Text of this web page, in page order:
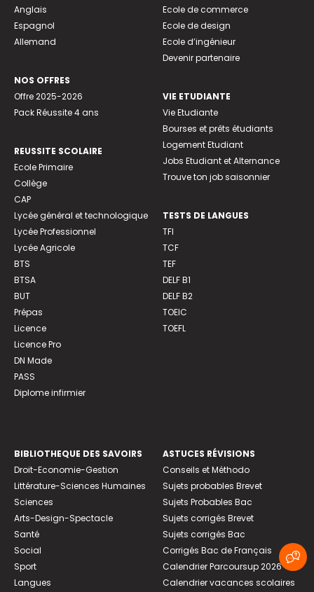
Anglais
Espagnol
Allemand
NOS OFFRES
Offre 2025-2026
Pack Réussite 4 ans
REUSSITE SCOLAIRE
Ecole Primaire
Collège
CAP
Lycée général et technologique
Lycée Professionnel
Lycée Agricole
BTS
BTSA
BUT
Prépas
Licence
Licence Pro
DN Made
PASS
Diplome infirmier
Ecole de commerce
Ecole de design
Ecole d’ingénieur
Devenir partenaire
VIE ETUDIANTE
Vie Etudiante
Bourses et prêts étudiants
Logement Etudiant
Jobs Etudiant et Alternance
Trouve ton job saisonnier
TESTS DE LANGUES
TFI
TCF
TEF
DELF B1
DELF B2
TOEIC
TOEFL
BIBLIOTHEQUE DES SAVOIRS
Droit-Economie-Gestion
Littérature-Sciences Humaines
Sciences
Arts-Design-Spectacle
Santé
Social
Sport
Langues
ASTUCES RÉVISIONS
Conseils et Méthodo
Sujets probables Brevet
Sujets Probables Bac
Sujets corrigés Brevet
Sujets corrigés Bac
Corrigés Bac de Français
Calendrier Parcoursup 2026
Calendrier vacances scolaires